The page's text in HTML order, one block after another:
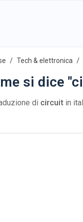
Tech & elettronica
si dice
di circuit in